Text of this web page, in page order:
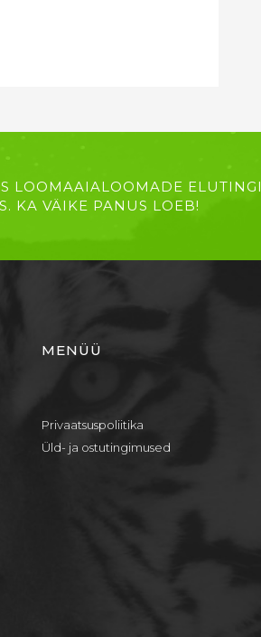
LOOMAAIALOOMADE
KA VÄIKE PANUS LOEB!
MENÜÜ
Privaatsuspoliitika
Üld- ja ostutingimused